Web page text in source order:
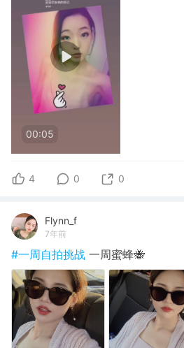
00:05
4 0 0
Flynn_f
7年前
#一周自拍挑战 一周蜜蜂🐝